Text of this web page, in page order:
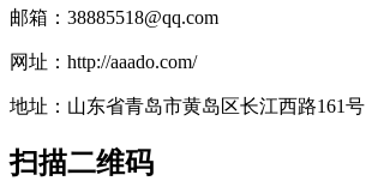
邮箱：38885518@qq.com
网址：http://aaado.com/
地址：山东省青岛市黄岛区长江西路161号
扫描二维码